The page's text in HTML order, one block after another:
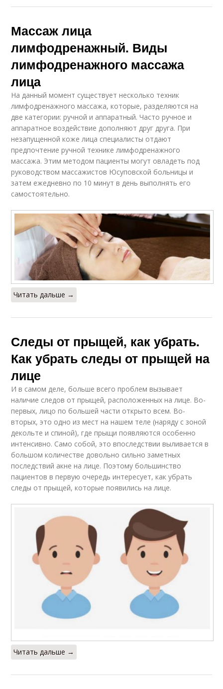
Массаж лица
лимфодренажный. Виды
лимфодренажного массажа
лица
На данный момент существует несколько техник
лимфодренажного массажа, которые, разделяются на
две категории: ручной и аппаратный. Часто ручное и
аппаратное воздействие дополняют друг друга. При
незапущенной коже лица специалисты отдают
предпочтение ручной технике лимфодренажного
массажа. Этим методом пациенты могут овладеть под
руководством массажистов Юсуповской больницы и
затем ежедневно по 10 минут в день выполнять его
самостоятельно.
Читать дальше →
Следы от прыщей, как убрать.
Как убрать следы от прыщей на
лице
И в самом деле, больше всего проблем вызывает
наличие следов от прыщей, расположенных на лице. Во-
первых, лицо по большей части открыто всем. Во-
вторых, это одно из мест на нашем теле (наряду с зоной
декольте и спиной), где прыщи появляются особенно
интенсивно. Само собой, это впоследствии выливается в
большом количестве довольно сильно заметных
последствий акне на лице. Поэтому большинство
пациентов в первую очередь интересует, как убрать
следы от прыщей, которые появились на лице.
Читать дальше →